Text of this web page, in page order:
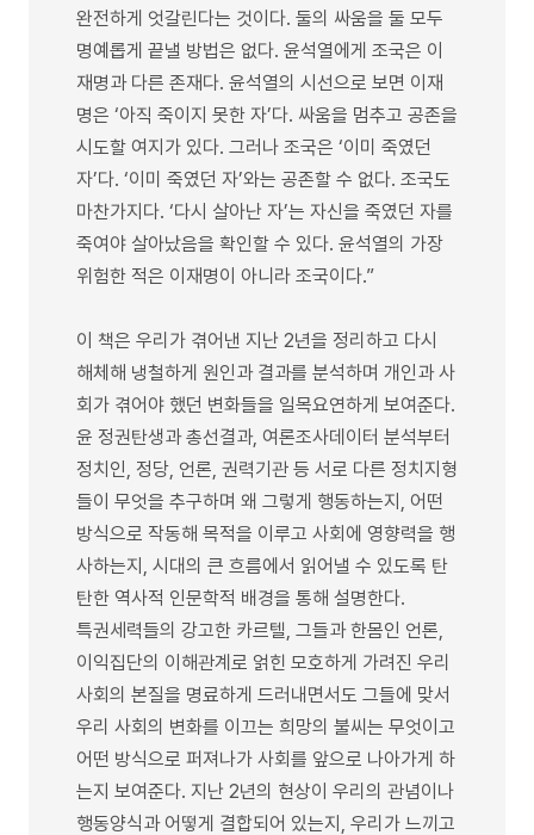
완전하게 엇갈린다는 것이다. 둘의 싸움을 둘 모두
명예롭게 끝낼 방법은 없다. 윤석열에게 조국은 이
재명과 다른 존재다. 윤석열의 시선으로 보면 이재
명은 ‘아직 죽이지 못한 자’다. 싸움을 멈추고 공존을
시도할 여지가 있다. 그러나 조국은 ‘이미 죽였던
자’다. ‘이미 죽였던 자’와는 공존할 수 없다. 조국도
마찬가지다. ‘다시 살아난 자’는 자신을 죽였던 자를
죽여야 살아났음을 확인할 수 있다. 윤석열의 가장
위험한 적은 이재명이 아니라 조국이다.”
이 책은 우리가 겪어낸 지난 2년을 정리하고 다시
해체해 냉철하게 원인과 결과를 분석하며 개인과 사
회가 겪어야 했던 변화들을 일목요연하게 보여준다.
윤 정권탄생과 총선결과, 여론조사데이터 분석부터
정치인, 정당, 언론, 권력기관 등 서로 다른 정치지형
들이 무엇을 추구하며 왜 그렇게 행동하는지, 어떤
방식으로 작동해 목적을 이루고 사회에 영향력을 행
사하는지, 시대의 큰 흐름에서 읽어낼 수 있도록 탄
탄한 역사적 인문학적 배경을 통해 설명한다.
특권세력들의 강고한 카르텔, 그들과 한몸인 언론,
이익집단의 이해관계로 얽힌 모호하게 가려진 우리
사회의 본질을 명료하게 드러내면서도 그들에 맞서
우리 사회의 변화를 이끄는 희망의 불씨는 무엇이고
어떤 방식으로 퍼져나가 사회를 앞으로 나아가게 하
는지 보여준다. 지난 2년의 현상이 우리의 관념이나
행동양식과 어떻게 결합되어 있는지, 우리가 느끼고